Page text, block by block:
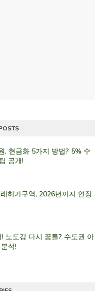
, 현금화 5가지 방법? 5% 수
공개!
허가구역, 2026년까지 연장
노도강 다시 꿈틀? 수도권 아
석!